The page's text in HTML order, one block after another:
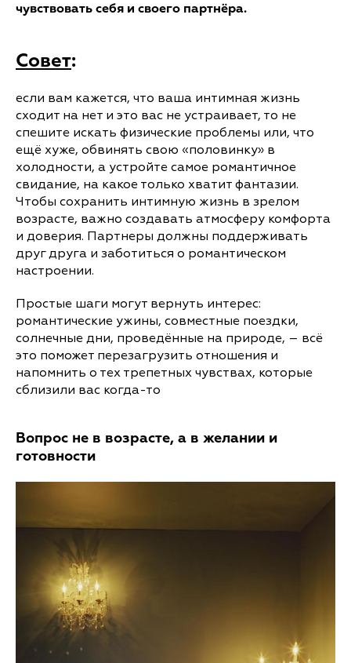
чувствовать себя и своего партнёра.
Совет:
если вам кажется, что ваша интимная жизнь
сходит на нет и это вас не устраивает, то не
спешите искать физические проблемы или, что
ещё хуже, обвинять свою «половинку» в
холодности, а устройте самое романтичное
свидание, на какое только хватит фантазии.
Чтобы сохранить интимную жизнь в зрелом
возрасте, важно создавать атмосферу комфорта
и доверия. Партнеры должны поддерживать
друг друга и заботиться о романтическом
настроении.
Простые шаги могут вернуть интерес:
романтические ужины, совместные поездки,
солнечные дни, проведённые на природе, – всё
это поможет перезагрузить отношения и
напомнить о тех трепетных чувствах, которые
сблизили вас когда-то
Вопрос не в возрасте, а в желании и
готовности